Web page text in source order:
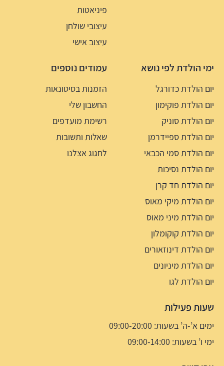
פיניאטות
עיצובי שולחן
עיצוב אישי
ימי הולדת לפי נושא
יום הולדת כדורגל
יום הולדת פוקימון
יום הולדת סוניק
יום הולדת ספיידרמן
יום הולדת סמי הכבאי
יום הולדת נסיכות
יום הולדת חד קרן
יום הולדת מיקי מאוס
יום הולדת מיני מאוס
יום הולדת קוקומלון
יום הולדת דינוזאורים
יום הולדת מיניונים
יום הולדת לגו
עמודים נוספים
הזמנות בסיטונאות
החשבון שלי
רשימת מועדפים
שאלות ותשובות
לחגוג אצלנו
שעות פעילות
ימים א’-ה’ בשעות: 09:00-20:00
ימי ו’ בשעות: 09:00-14:00